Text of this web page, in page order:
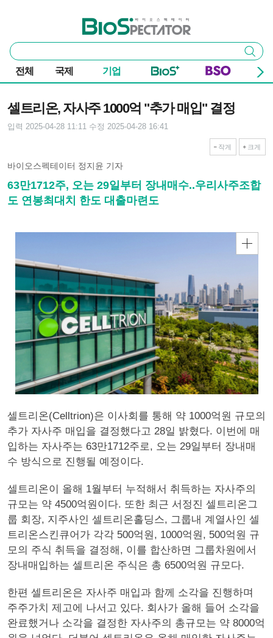
바이오스펙테이터
통
합
검
색
검색
전체 국제 기업
셀트리온, 자사주 1000억 "추가 매입" 결정
입력 2025-04-28 11:11 수정 2025-04-28 16:41
작게 크게
바이오스펙테이터 정지윤 기자
63만1712주, 오는 29일부터 장내매수..우리사주조합
도 연봉최대치 한도 대출마련도
셀트리온(Celltrion)은 이사회를 통해 약 1000억원 규모의
추가 자사주 매입을 결정했다고 28일 밝혔다. 이번에 매
입하는 자사주는 63만1712주로, 오는 29일부터 장내매
수 방식으로 진행될 예정이다.
셀트리온이 올해 1월부터 누적해서 취득하는 자사주의
규모는 약 4500억원이다. 또한 최근 서정진 셀트리온그
룹 회장, 지주사인 셀트리온홀딩스, 그룹내 계열사인 셀
트리온스킨큐어가 각각 500억원, 1000억원, 500억원 규
모의 주식 취득을 결정해, 이를 합산하면 그룹차원에서
장내매입하는 셀트리온 주식은 총 6500억원 규모다.
한편 셀트리온은 자사주 매입과 함께 소각을 진행하며
주주가치 제고에 나서고 있다. 회사가 올해 들어 소각을
완료했거나 소각을 결정한 자사주의 총규모는 약 8000억